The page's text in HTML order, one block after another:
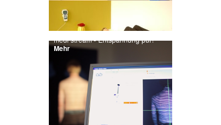
medi stream - Entspannung pur!
Mehr